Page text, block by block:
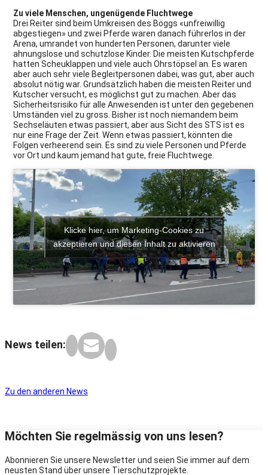
Zu viele Menschen, ungenügende Fluchtwege
Drei Reiter sind beim Umkreisen des Böggs «unfreiwillig
abgestiegen» und zwei Pferde waren danach führerlos in der
Arena, umrandet von hunderten Personen, darunter viele
ahnungslose und schutzlose Kinder. Die meisten Kutschpferde
hatten Scheuklappen und viele auch Ohrstöpsel an. Es waren
aber auch sehr viele Begleitpersonen dabei, was gut, aber auch
absolut nötig war. Grundsätzlich haben die meisten Reiter und
Kutscher versucht, es möglichst gut zu machen. Aber das
Sicherheitsrisiko für alle Anwesenden ist unter den gegebenen
Umständen viel zu gross. Bisher ist noch niemandem beim
Sechseläuten etwas passiert, aber aus Sicht des STS ist es
nur eine Frage der Zeit. Wenn etwas passiert, könnten die
Folgen verheerend sein. Es sind zu viele Personen und Pferde
vor Ort und kaum jemand hat gute, freie Fluchtwege.
Klicke hier, um Marketing-Cookies zu
akzeptieren und diesen Inhalt zu aktivieren
News teilen:
Zu den anderen News
Möchten Sie regelmässig von uns lesen?
Abonnieren Sie unsere Newsletter und seien Sie immer auf dem
neusten Stand über unsere Tierschutzprojekte.